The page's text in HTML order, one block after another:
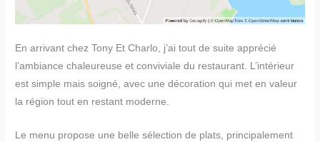
En arrivant chez Tony Et Charlo, j’ai tout de suite apprécié
l’ambiance chaleureuse et conviviale du restaurant. L’intérieur
est simple mais soigné, avec une décoration qui met en valeur
la région tout en restant moderne.
Le menu propose une belle sélection de plats, principalement